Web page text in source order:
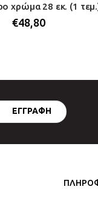
χρώμα 28 εκ. (1
€48,80